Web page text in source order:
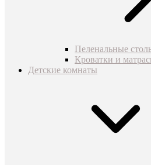
Пеленальные
Кроватки и
Детские комнаты